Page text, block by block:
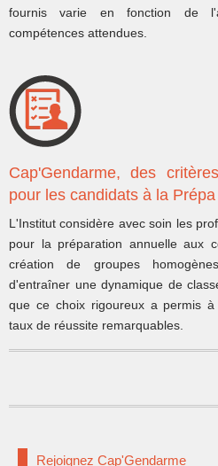
fournis varie en fonction de
compétences attendues.
Cap'Gendarme, des
pour les candidats à la
L'Institut considère avec soin les
pour la préparation annuelle aux
création de groupes
d'entraîner une dynamique de
que ce choix rigoureux a permis
taux de réussite remarquables.
Rejoignez Cap'Gendarme